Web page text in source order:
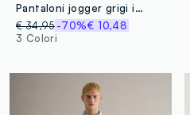
Pantaloni jogger grigi in misto cotone oversize fit
€ 34,95-70%€ 10,48
3 Colori